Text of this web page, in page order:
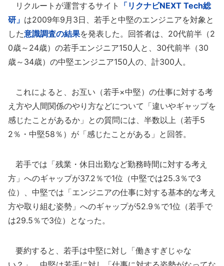
リクルートが運営するサイト
「リクナビNEXT Tech総
研」 は2009年9月3日、若手と中堅のエンジニアを対象と
した意識調査の結果を発表した。回答者は、20代前半（2
0歳～24歳）の若手エンジニア150人と、30代前半（30
歳～34歳）の中堅エンジニア150人の、計300人。
これによると、お互い（若手×中堅）の仕事に対する考
え方や人間関係のやり方などについて「違いやギャップを
感じたことがあるか」との質問には、半数以上（若手5
2％・中堅58％）が「感じたことがある」と回答。
若手では「残業・休日出勤など勤務時間に対する考え
方」へのギャップが37.2％で1位（中堅では25.3％で3
位）、中堅では「エンジニアの仕事に対する基本的な考え
方や取り組む姿勢」へのギャップが52.9％で1位（若手で
は29.5％で3位）となった。
要約すると、若手は中堅に対し「働きすぎじゃな